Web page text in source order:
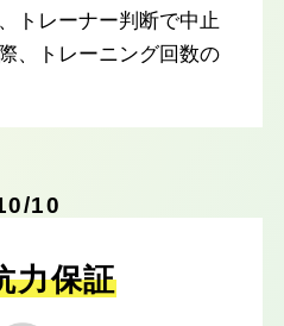
トレーナー判断で中止
、トレーニング回数の
力保証